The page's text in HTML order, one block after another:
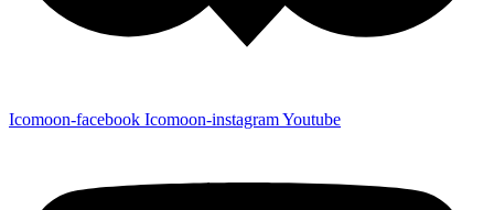
Icomoon-facebook Icomoon-instagramYoutube